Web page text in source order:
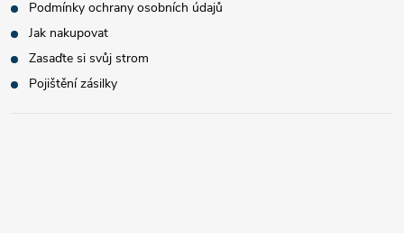
Podmínky ochrany osobních údajů
Jak nakupovat
Zasaďte si svůj strom
Pojištění zásilky